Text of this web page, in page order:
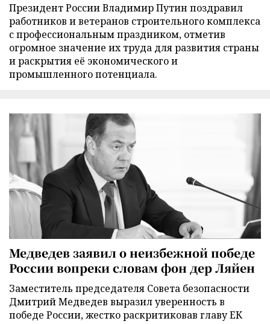
Президент России Владимир Путин поздравил
работников и ветеранов строительного комплекса
с профессиональным праздником, отметив
огромное значение их труда для развития страны
и раскрытия её экономического и
промышленного потенциала.
Медведев заявил о неизбежной победе
России вопреки словам фон дер Ляйен
Заместитель председателя Совета безопасности
Дмитрий Медведев выразил уверенность в
победе России, жестко раскритиковав главу ЕК